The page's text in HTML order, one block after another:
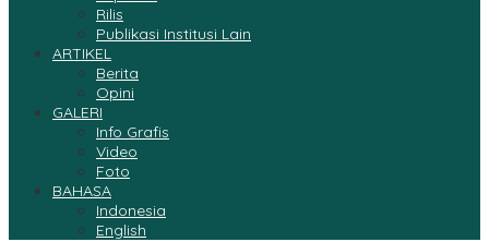
Rilis
Publikasi Institusi Lain
ARTIKEL
Berita
Opini
GALERI
Info Grafis
Video
Foto
BAHASA
Indonesia
English